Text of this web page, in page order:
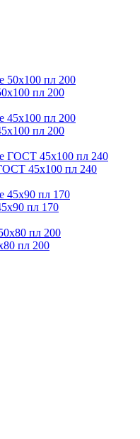
пл 200
пл 200
45х100 пл 240
пл 170
пл 200